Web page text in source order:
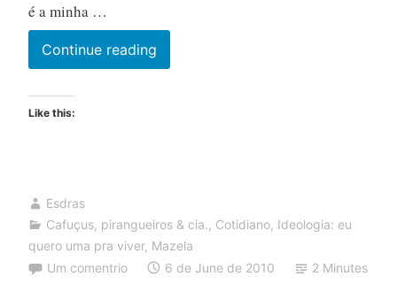
é a minha …
Continue readingLuana
Piovani,
Like this:
Esdras
Cafuçus, pirangueiros & cia., Cotidiano, Ideologia: eu
quero uma pra viver, Mazela
Um comentrio
6 de June de 2010 2 Minutes